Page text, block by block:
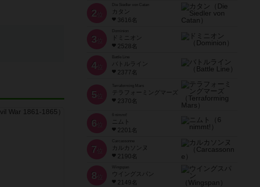
2 位
Die Siedler von Catan
カタン
3616名
3 位
ドミニオン
2528名
4位
Battle Line
バトルライン
2377名
5 位
Terraforming Mars
テラフォーミングマーズ
2370名
6 位
ニムト
2201名
7 位
Carcassonne
カルカソンヌ
2190名
8 位
Wingspan
ウイングスパン
2149名